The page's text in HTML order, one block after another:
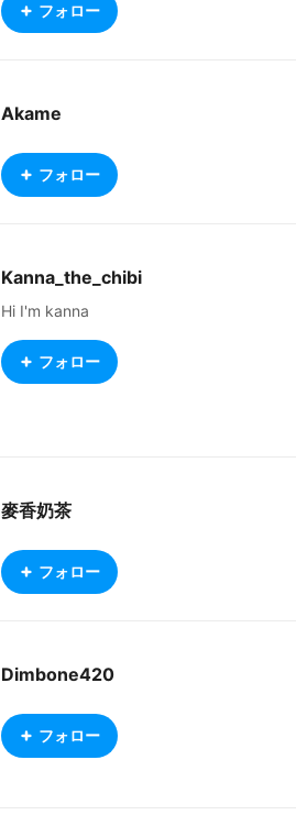
フォロー
Akame
フォロー
Kanna_the_chibi
Hi I'm kanna
フォロー
麥香奶茶
フォロー
Dimbone420
フォロー